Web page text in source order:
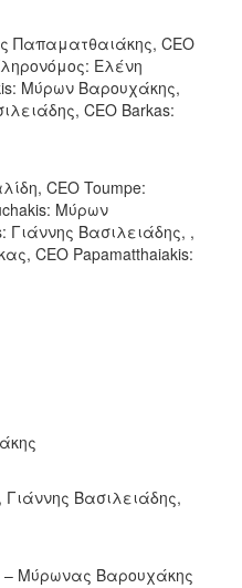
Παπαματθαιάκης, CEO
Ελένη
Μύρων Βαρουχάκης,
CEO Barkas:
CEO Toumpe:
Μύρων
Γιάννης Βασιλειάδης, ,
CEO Papamatthaiakis:
Βασιλειάδης,
– Μύρωνας Βαρουχάκης